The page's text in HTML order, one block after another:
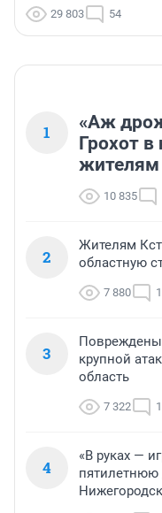
29 803 54
1
«Аж
Грохот в
жителям
10 835
2
Жителям
областную
7 880
3
крупной
область
7 322
4
«В руках —
пятилетнюю